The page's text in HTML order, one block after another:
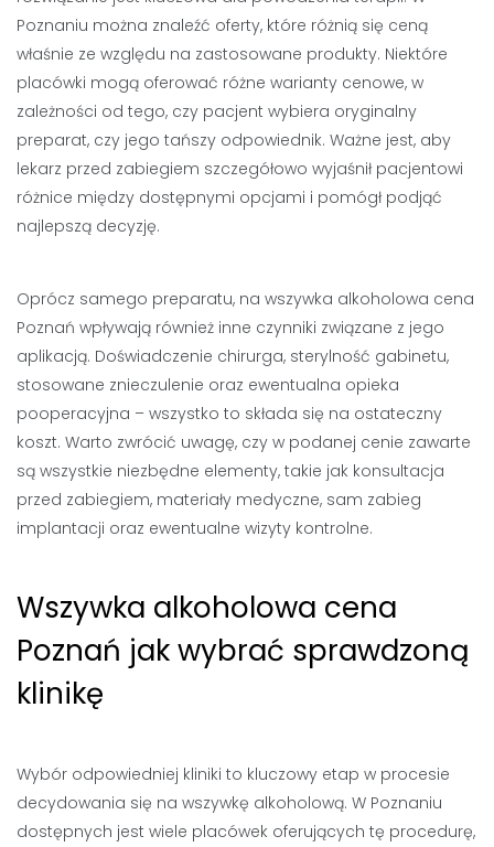
Poznaniu można znaleźć oferty, które różnią się ceną
właśnie ze względu na zastosowane produkty. Niektóre
placówki mogą oferować różne warianty cenowe, w
zależności od tego, czy pacjent wybiera oryginalny
preparat, czy jego tańszy odpowiednik. Ważne jest, aby
lekarz przed zabiegiem szczegółowo wyjaśnił pacjentowi
różnice między dostępnymi opcjami i pomógł podjąć
najlepszą decyzję.
Oprócz samego preparatu, na wszywka alkoholowa cena
Poznań wpływają również inne czynniki związane z jego
aplikacją. Doświadczenie chirurga, sterylność gabinetu,
stosowane znieczulenie oraz ewentualna opieka
pooperacyjna – wszystko to składa się na ostateczny
koszt. Warto zwrócić uwagę, czy w podanej cenie zawarte
są wszystkie niezbędne elementy, takie jak konsultacja
przed zabiegiem, materiały medyczne, sam zabieg
implantacji oraz ewentualne wizyty kontrolne.
Wszywka alkoholowa cena
Poznań jak wybrać sprawdzoną
klinikę
Wybór odpowiedniej kliniki to kluczowy etap w procesie
decydowania się na wszywkę alkoholową. W Poznaniu
dostępnych jest wiele placówek oferujących tę procedurę,